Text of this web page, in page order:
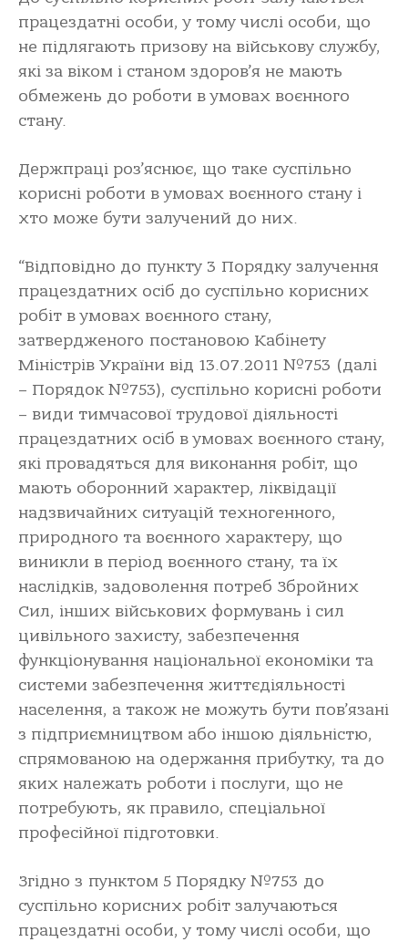
працездатні особи, у тому числі особи, що
не підлягають призову на військову службу,
які за віком і станом здоров’я не мають
обмежень до роботи в умовах воєнного
стану.
Держпраці роз’яснює, що таке суспільно
корисні роботи в умовах воєнного стану і
хто може бути залучений до них.
“Відповідно до пункту 3 Порядку залучення
працездатних осіб до суспільно корисних
робіт в умовах воєнного стану,
затвердженого постановою Кабінету
Міністрів України від 13.07.2011 №753 (далі
– Порядок №753), суспільно корисні роботи
– види тимчасової трудової діяльності
працездатних осіб в умовах воєнного стану,
які провадяться для виконання робіт, що
мають оборонний характер, ліквідації
надзвичайних ситуацій техногенного,
природного та воєнного характеру, що
виникли в період воєнного стану, та їх
наслідків, задоволення потреб Збройних
Сил, інших військових формувань і сил
цивільного захисту, забезпечення
функціонування національної економіки та
системи забезпечення життєдіяльності
населення, а також не можуть бути пов’язані
з підприємництвом або іншою діяльністю,
спрямованою на одержання прибутку, та до
яких належать роботи і послуги, що не
потребують, як правило, спеціальної
професійної підготовки.
Згідно з пунктом 5 Порядку №753 до
суспільно корисних робіт залучаються
працездатні особи, у тому числі особи, що